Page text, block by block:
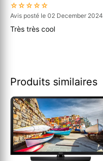
☆☆☆☆☆
Avis posté le 02 December 2024
Très très cool
Produits similaires